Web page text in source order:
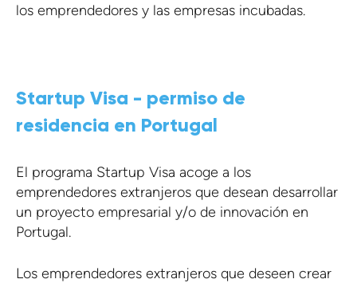
los emprendedores y las empresas incubadas.
Startup Visa - permiso de
residencia en Portugal
El programa Startup Visa acoge a los
emprendedores extranjeros que desean desarrollar
un proyecto empresarial y/o de innovación en
Portugal.
Los emprendedores extranjeros que deseen crear